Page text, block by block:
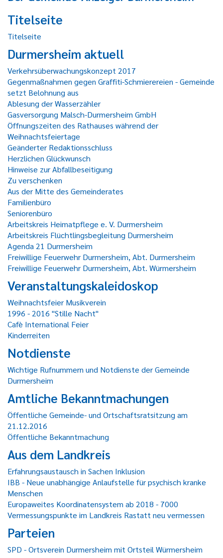
Titelseite
Titelseite
Durmersheim aktuell
Verkehrsüberwachungskonzept 2017
Gegenmaßnahmen gegen Graffiti-Schmierereien - Gemeinde
setzt Belohnung aus
Ablesung der Wasserzähler
Gasversorgung Malsch-Durmersheim GmbH
Öffnungszeiten des Rathauses während der
Weihnachtsfeiertage
Geänderter Redaktionsschluss
Herzlichen Glückwunsch
Hinweise zur Abfallbeseitigung
Zu verschenken
Aus der Mitte des Gemeinderates
Familienbüro
Seniorenbüro
Arbeitskreis Heimatpflege e. V. Durmersheim
Arbeitskreis Flüchtlingsbegleitung Durmersheim
Agenda 21 Durmersheim
Freiwillige Feuerwehr Durmersheim, Abt. Durmersheim
Freiwillige Feuerwehr Durmersheim, Abt. Würmersheim
Veranstaltungskaleidoskop
Weihnachtsfeier Musikverein
1996 - 2016 "Stille Nacht"
Cafè International Feier
Kinderreiten
Notdienste
Wichtige Rufnummern und Notdienste der Gemeinde
Durmersheim
Amtliche Bekanntmachungen
Öffentliche Gemeinde- und Ortschaftsratsitzung am
21.12.2016
Öffentliche Bekanntmachung
Aus dem Landkreis
Erfahrungsaustausch in Sachen Inklusion
IBB - Neue unabhängige Anlaufstelle für psychisch kranke
Menschen
Europaweites Koordinatensystem ab 2018 - 7000
Vermessungspunkte im Landkreis Rastatt neu vermessen
Parteien
SPD - Ortsverein Durmersheim mit Ortsteil Würmersheim